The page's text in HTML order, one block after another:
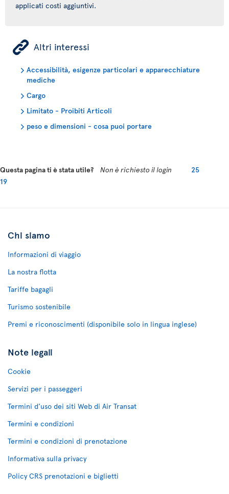
applicati costi aggiuntivi.
ÿ Altri interessi
Accessibilità, esigenze particolari e apparecchiature
mediche
Cargo
Limitato - Proibiti Articoli
peso e dimensioni - cosa puoi portare
Questa pagina ti è stata utile? Non è richiesto il login
25
19
Chi siamo
Informazioni di viaggio
La nostra flotta
Tariffe bagagli
Turismo sostenibile
Premi e riconoscimenti (disponibile solo in lingua inglese)
Note legali
Cookie
Servizi per i passeggeri
Termini d'uso dei siti Web di Air Transat
Termini e condizioni
Termini e condizioni di prenotazione
Informativa sulla privacy
Policy CRS prenotazioni e biglietti